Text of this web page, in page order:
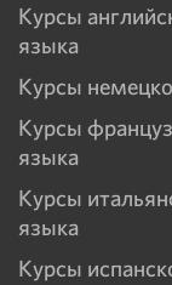
Курсы
языка
Курсы
Курсы
языка
Курсы
языка
Курсы